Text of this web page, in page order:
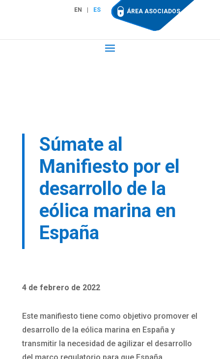
EN ES ÁREA ASOCIADOS
Súmate al
Manifiesto por el
desarrollo de la
eólica marina en
España
4 de febrero de 2022
Este manifiesto tiene como objetivo promover el
desarrollo de la eólica marina en España y
transmitir la necesidad de agilizar el desarrollo